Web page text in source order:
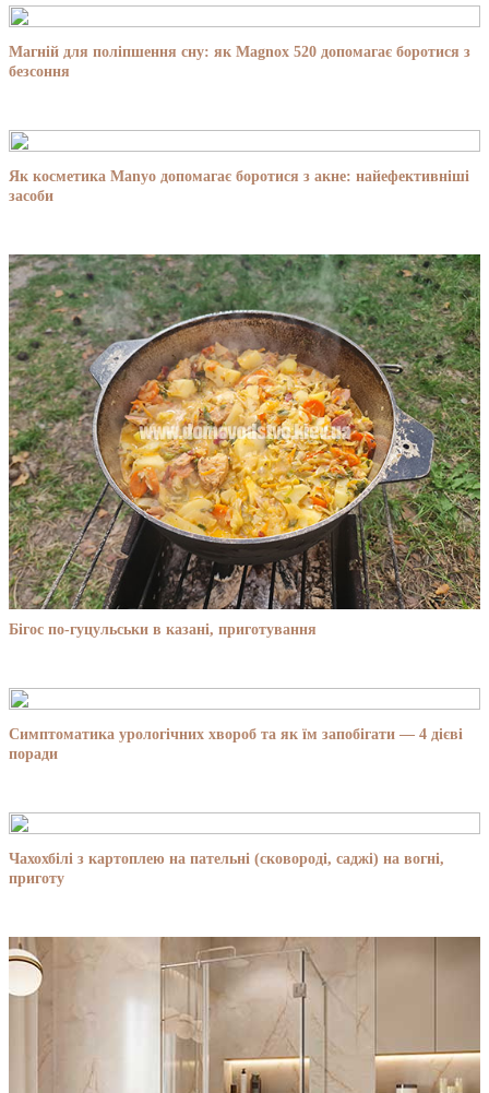
Магній для поліпшення сну: як Magnox 520 допомагає боротися з
безсоння
Як косметика Manyo допомагає боротися з акне: найефективніші
засоби
Бігос по-гуцульськи в казані, приготування
Симптоматика урологічних хвороб та як їм запобігати — 4 дієві
поради
Чахохбілі з картоплею на пательні (сковороді, саджі) на вогні,
приготу